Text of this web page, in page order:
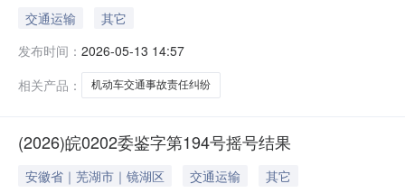
交通运输
其它
发布时间： 2026-05-13 14:57
相关产品：
机动车交通事故责任纠纷
(2026)皖0202委鉴字第194号摇号结果
安徽省｜芜湖市｜镜湖区 交通运输
其它